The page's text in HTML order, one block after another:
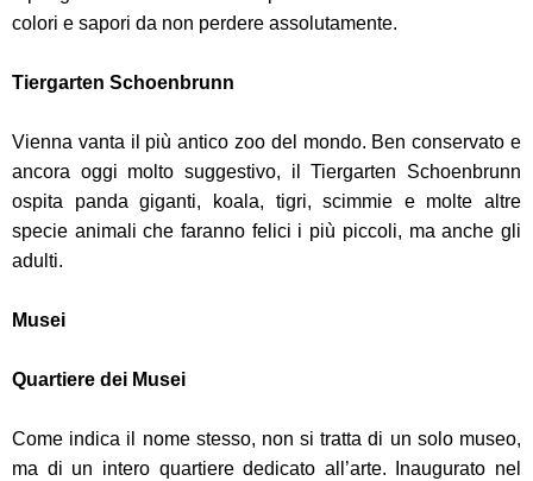
colori e sapori da non perdere assolutamente.
Tiergarten Schoenbrunn
Vienna vanta il più antico zoo del mondo. Ben conservato e
ancora oggi molto suggestivo, il Tiergarten Schoenbrunn
ospita panda giganti, koala, tigri, scimmie e molte altre
specie animali che faranno felici i più piccoli, ma anche gli
adulti.
Musei
Quartiere dei Musei
Come indica il nome stesso, non si tratta di un solo museo,
ma di un intero quartiere dedicato all’arte. Inaugurato nel